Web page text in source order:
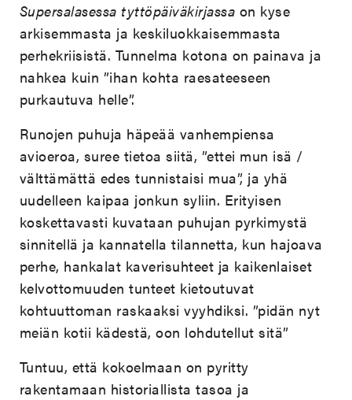
Supersalasessa tyttöpäiväkirjassa on kyse
arkisemmasta ja keskiluokkaisemmasta
perhekriisistä. Tunnelma kotona on painava ja
nahkea kuin ”ihan kohta raesateeseen
purkautuva helle”.
Runojen puhuja häpeää vanhempiensa
avioeroa, suree tietoa siitä, ”ettei mun isä /
välttämättä edes tunnistaisi mua”, ja yhä
uudelleen kaipaa jonkun syliin. Erityisen
koskettavasti kuvataan puhujan pyrkimystä
sinnitellä ja kannatella tilannetta, kun hajoava
perhe, hankalat kaverisuhteet ja kaikenlaiset
kelvottomuuden tunteet kietoutuvat
kohtuuttoman raskaaksi vyyhdiksi. ”pidän nyt
meiän kotii kädestä, oon lohdutellut sitä”
Tuntuu, että kokoelmaan on pyritty
rakentamaan historiallista tasoa ja